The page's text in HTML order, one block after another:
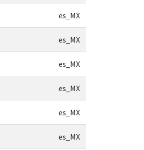
es_MX
es_MX
es_MX
es_MX
es_MX
es_MX